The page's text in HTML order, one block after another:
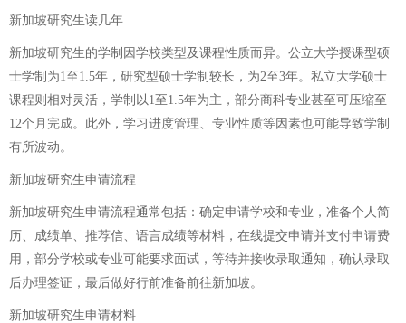
新加坡研究生读几年
新加坡研究生的学制因学校类型及课程性质而异。公立大学授课型硕
士学制为1至1.5年，研究型硕士学制较长，为2至3年。私立大学硕士
课程则相对灵活，学制以1至1.5年为主，部分商科专业甚至可压缩至
12个月完成。此外，学习进度管理、专业性质等因素也可能导致学制
有所波动。
新加坡研究生申请流程
新加坡研究生申请流程通常包括：确定申请学校和专业，准备个人简
历、成绩单、推荐信、语言成绩等材料，在线提交申请并支付申请费
用，部分学校或专业可能要求面试，等待并接收录取通知，确认录取
后办理签证，最后做好行前准备前往新加坡。
新加坡研究生申请材料